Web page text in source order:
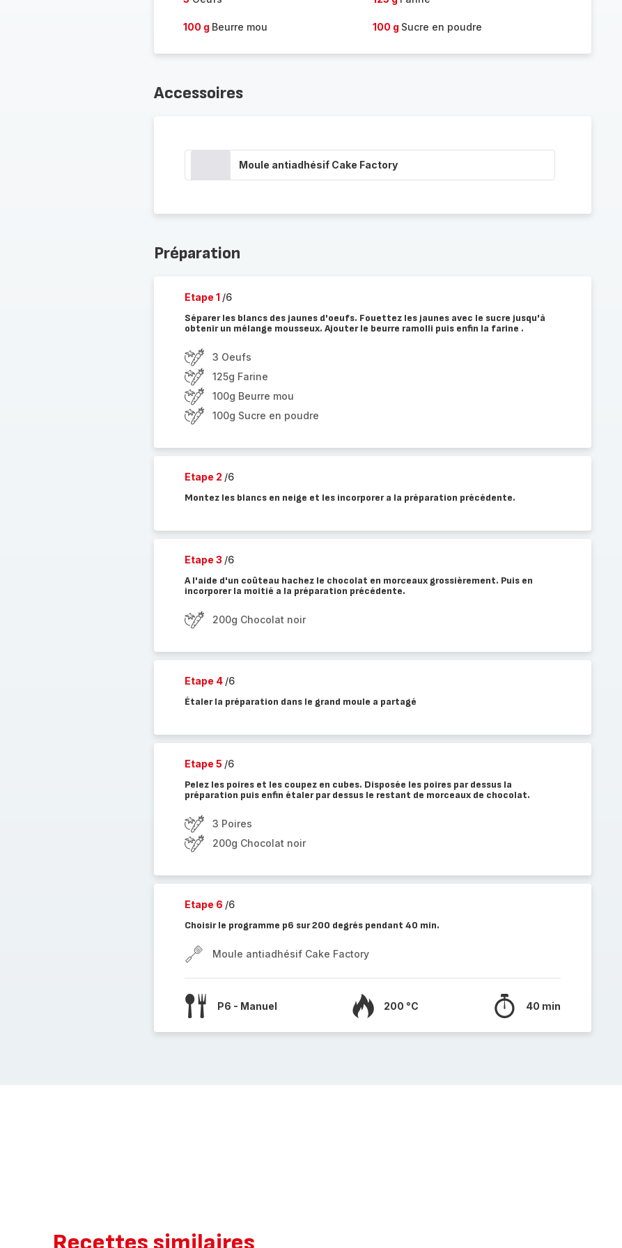
100 g Beurre mou 100 g Sucre en poudre
Accessoires
Moule antiadhésif Cake Factory
Préparation
Etape 1 /6
Séparer les blancs des jaunes d'oeufs. Fouettez les jaunes avec le sucre jusqu'à
obtenir un mélange mousseux. Ajouter le beurre ramolli puis enfin la farine .
3 Oeufs
125g Farine
100g Beurre mou
100g Sucre en poudre
Etape 2 /6
Montez les blancs en neige et les incorporer a la préparation précédente.
Etape 3 /6
A l'aide d'un coûteau hachez le chocolat en morceaux grossièrement. Puis en
incorporer la moitié a la préparation précédente.
200g Chocolat noir
Etape 4 /6
Étaler la préparation dans le grand moule a partagé
Etape 5 /6
Pelez les poires et les coupez en cubes. Disposée les poires par dessus la
préparation puis enfin étaler par dessus le restant de morceaux de chocolat.
3 Poires
200g Chocolat noir
Etape 6 /6
Choisir le programme p6 sur 200 degrés pendant 40 min.
Moule antiadhésif Cake Factory
P6 - Manuel 200 °C 40 min